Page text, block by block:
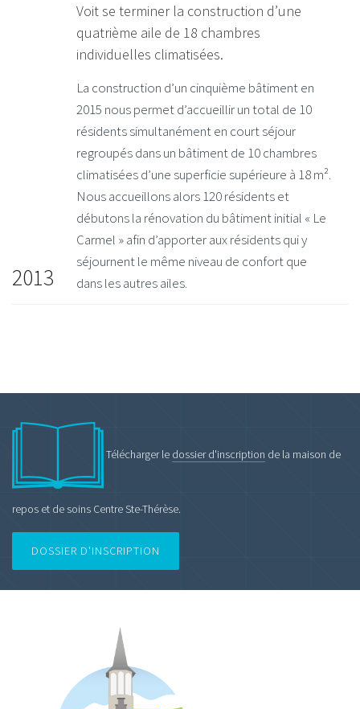
2013
Voit se terminer la construction d’une
quatrième aile de 18 chambres
individuelles climatisées.
La construction d’un cinquième bâtiment en
2015 nous permet d’accueillir un total de 10
résidents simultanément en court séjour
regroupés dans un bâtiment de 10 chambres
climatisées d’une superficie supérieure à 18 m².
Nous accueillons alors 120 résidents et
débutons la rénovation du bâtiment initial « Le
Carmel » afin d’apporter aux résidents qui y
séjournent le même niveau de confort que
dans les autres ailes.
Télécharger le dossier d'inscription de la maison de
repos et de soins Centre Ste-Thérèse.
DOSSIER D'INSCRIPTION